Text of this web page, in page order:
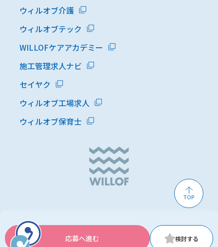
応募へ進む
TOP
ウィルオブ介護
ウィルオブテック
WILLOFケアアカデミー
施工管理求人ナビ
セイヤク
ウィルオブ工場求人
ウィルオブ保育士